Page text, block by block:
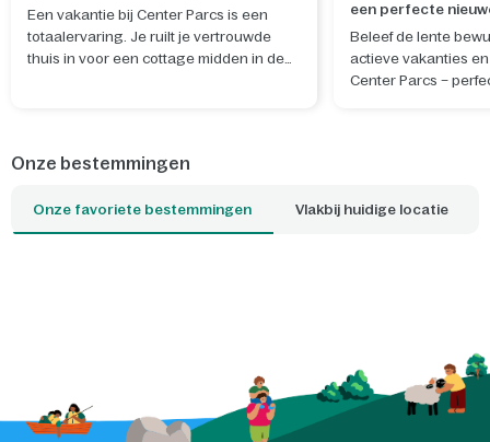
Een vakantie bij Center Parcs is een
totaalervaring. Je ruilt je vertrouwde
thuis in voor een cottage midden in de
bijvoorbeeld kunt slapen tussen de
water. Welke cottage is jouw favoriet?
een perfecte
Beleef de lente
actieve vakanties
Center Parcs –
Onze bestemmingen
Onze favoriete bestemmingen Vlakbij huidige locatie